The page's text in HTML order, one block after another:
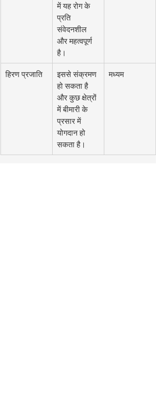
में यह रोग के
प्रति
संवेदनशील
और महत्वपूर्ण
है।
हिरण प्रजाति
इससे संक्रमण
हो सकता है
और कुछ क्षेत्रों
में बीमारी के
प्रसार में
योगदान हो
सकता है।
मध्यम